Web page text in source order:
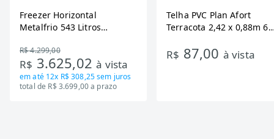
Freezer Horizontal
Metalfrio 543 Litros
Tecnologia Inverter, Branco,
Bivolt
R$ 4.299,00
R$ 3.625,02à vista
em até 12x R$ 308,25sem juros
total de R$ 3.699,00 a prazo
Telha PVC Plan Afort
Terracota 2,42 x 0,88m 6
R$ 87,00 à vista